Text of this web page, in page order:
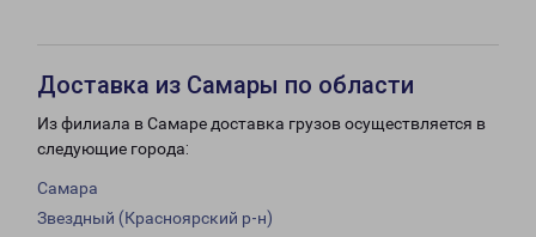
Доставка из Самары по области
Из филиала в Самаре доставка грузов осуществляется в
следующие города:
Самара
Звездный (Красноярский р-н)